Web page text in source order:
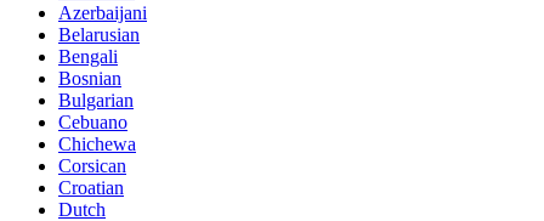
Azerbaijani
Belarusian
Bengali
Bosnian
Bulgarian
Cebuano
Chichewa
Corsican
Croatian
Dutch